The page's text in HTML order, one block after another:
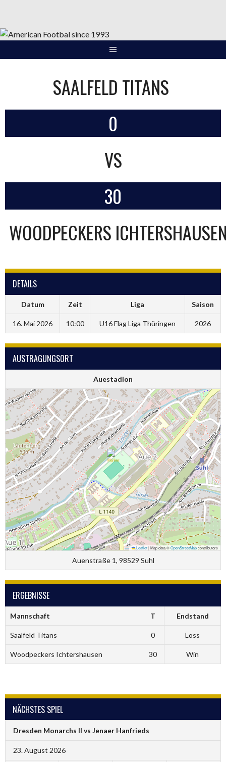
Inhalt
SAALFELD TITANS
0
VS
30
WOODPECKERS
DETAILS
Datum Zeit Liga Saison
16. Mai 2026 10:00 U16 Flag Liga Thüringen 2026
AUSTRAGUNGSORT
Auestadion
Leaflet|Map data ©OpenStreetMapcontributors
Auenstraße 1, 98529 Suhl
ERGEBNISSE
Mannschaft T Endstand
Saalfeld Titans 0 Loss
Woodpeckers Ichtershausen 30 Win
NÄCHSTES SPIEL
Dresden Monarchs II vs Jenaer Hanfrieds
23. August 2026